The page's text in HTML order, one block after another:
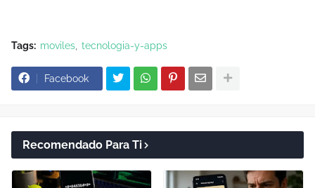
Tags: moviles tecnologia-y-apps
Facebook
Recomendado Para Ti